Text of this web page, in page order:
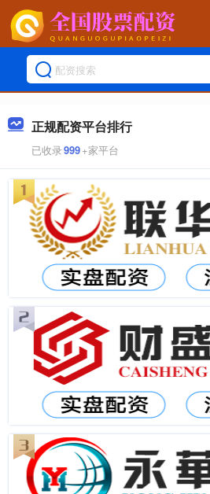
正规配资平台排行
已收录999+家平台